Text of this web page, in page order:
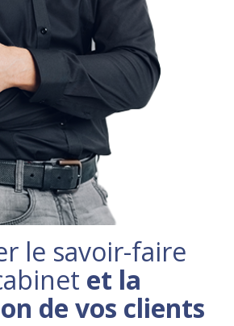
le savoir-faire
et la
de vos clients